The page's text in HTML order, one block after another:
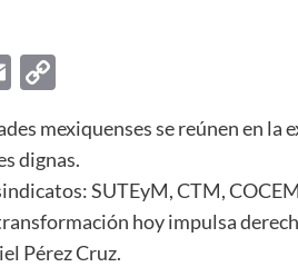
Email
mexiquenses se reúnen en
dignas.
SUTEyM, CTM,
hoy impulsa
Pérez Cruz.